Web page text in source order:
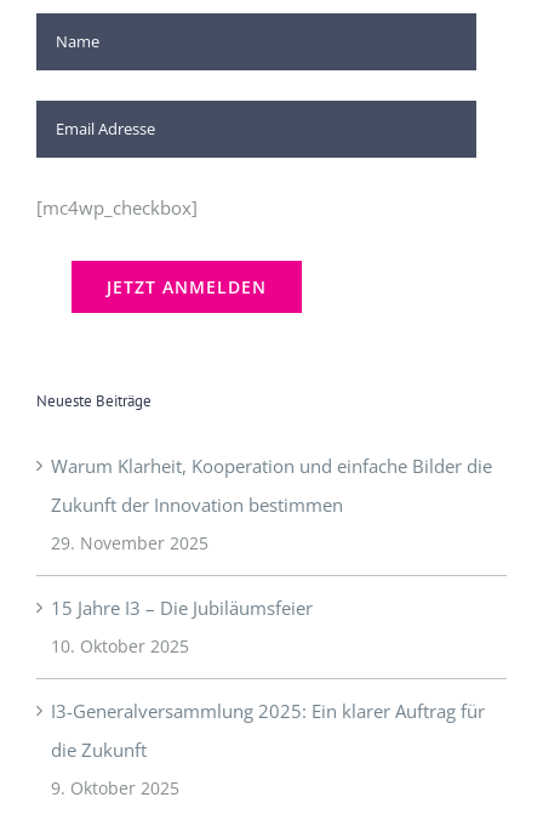
[mc4wp_checkbox]
Neueste Beiträge
Warum Klarheit, Kooperation und einfache Bilder die
Zukunft der Innovation bestimmen
29. November 2025
15 Jahre I3 – Die Jubiläumsfeier
10. Oktober 2025
I3-Generalversammlung 2025: Ein klarer Auftrag für
die Zukunft
9. Oktober 2025